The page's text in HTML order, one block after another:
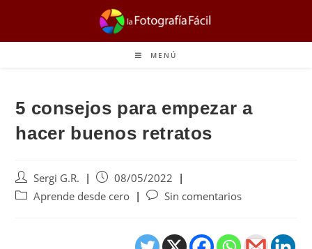
MENÚ
5 consejos para empezar a
hacer buenos retratos
Sergi G.R.
08/05/2022
Aprende desde cero
Sin comentarios